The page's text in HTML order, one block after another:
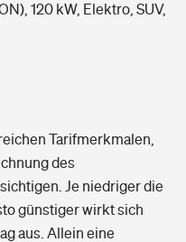
120 kW, Elektro, SUV,
Tarifmerkmalen,
des
Je niedriger die
günstiger wirkt sich
aus. Allein eine